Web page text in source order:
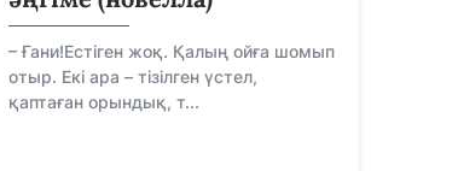
– Ғани!Естіген жоқ. Қалың ойға шомып
отыр. Екі ара – тізілген үстел,
қаптаған орындық, т...